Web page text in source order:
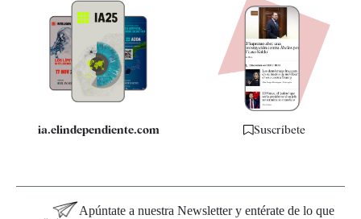
Quiénes somos
Especificaciones
ia.elindependiente.com Suscríbete
Apúntate a nuestra Newsletter y entérate de lo que